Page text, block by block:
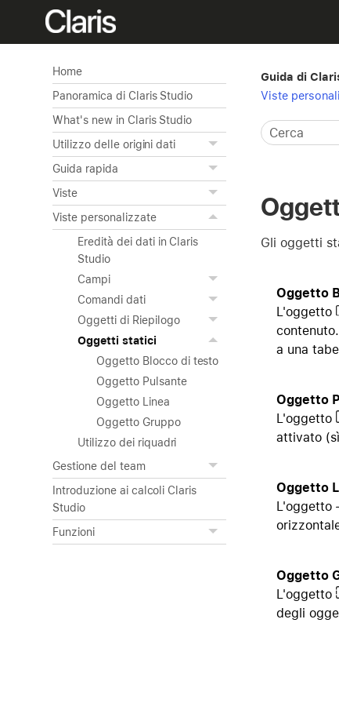
Home
Panoramica di Claris Studio
What's new in Claris Studio
Utilizzo delle origini dati
Guida rapida
Viste
Viste personalizzate
Eredità dei dati in Claris
Studio
Campi
Comandi dati
Oggetti di Riepilogo
Oggetti statici
Oggetto Blocco di testo
Oggetto Pulsante
Oggetto Linea
Oggetto Gruppo
Utilizzo dei riquadri
Gestione del team
Introduzione ai calcoli Claris
Studio
Funzioni
Guida di
Viste
Gli oggetti
Oggetto
L'oggetto
a una
Oggetto
L'oggetto
attivato
Oggetto
L'oggetto
Oggetto
L'oggetto
degli